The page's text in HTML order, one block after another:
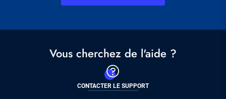
Vous cherchez de l'aide ?
CONTACTER LE SUPPORT